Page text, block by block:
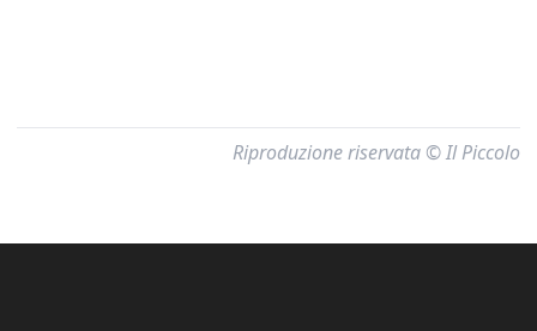
Riproduzione riservata © Il Piccolo